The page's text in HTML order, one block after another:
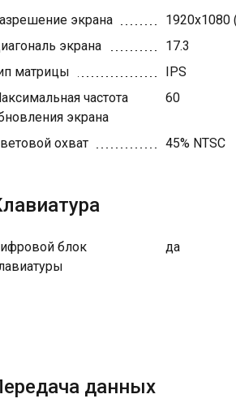
экрана
1920x1080
экрана
17.3
матрицы
IPS
частота
экрана
60
охват 45% NTSC
блок
да
данных